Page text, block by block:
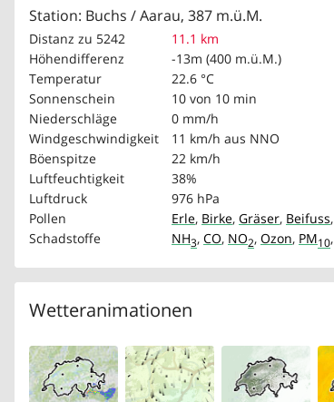
Station: Buchs / Aarau, 387 m.ü.M.
Distanz zu 5242
11.1 km
Höhendifferenz
-13m (400 m.ü.M.)
Temperatur
22.6 °C
Sonnenschein
10 von 10 min
Niederschläge
0 mm/h
Windgeschwindigkeit
11 km/h aus NNO
Böenspitze
22 km/h
Luftfeuchtigkeit
38%
Luftdruck
976 hPa
Pollen
Erle, Birke, Gräser, Beifuss,
Schadstoffe
NH3, CO, NO2, Ozon, PM10,
Wetteranimationen